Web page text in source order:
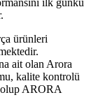
ilk günkü
ürünleri
ait olan Arora
kalite kontrolü
olup ARORA